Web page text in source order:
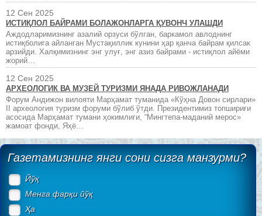
12 Сен 2025
ИСТИҚЛОЛ БАЙРАМИ БОЛАЖОНЛАРГА ҚУВОНЧ УЛАШДИ
Аждодларимизнинг азалий орзуси бўлган, баркамол авлоднинг
истиқболига айланган Мустақиллик кунини ҳар қанча байрам қилсак
арзийди. Халқимизнинг энг улуғ, энг азиз байрами - истиқлол айёми
жорий…
12 Сен 2025
АРХЕОЛОГИК ВА МУЗЕЙ ТУРИЗМИ ЯНАДА РИВОЖЛАНАДИ
Форум Андижон вилояти Марҳамат туманида «Кўҳна Довон сирлари»
II археология туризм форуми бўлиб ўтди. Президентимиз топшириғи
асосида Марҳамат тумани ҳокимлиги, “Мингтепа-маданий мерос»
жамоат фонди, Яҳё…
Газетамизнинг янги сони сизга манзурми?
Йўқ
Менга фарқи йўқ
Ҳа